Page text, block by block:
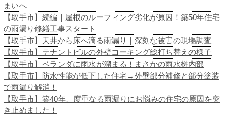
まいへ
【取手市】続編｜屋根のルーフィング劣化が原因！築50年住宅
の雨漏り修繕工事スタート
【取手市】天井から床へ滴る雨漏り｜深刻な被害の現場調査
【取手市】テナントビルの外壁コーキング総打ち替えの様子
【取手市】ベランダに雨水が溜まる！まさかの雨水桝内部
【取手市】防水性能が低下した住宅→外壁部分補修と部分塗装
で雨漏り解消！
【取手市】築40年、度重なる雨漏りにお悩みの住宅の原因を突
き止めました！